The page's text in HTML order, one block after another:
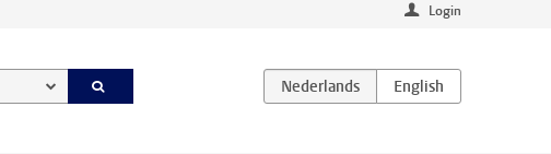
Login